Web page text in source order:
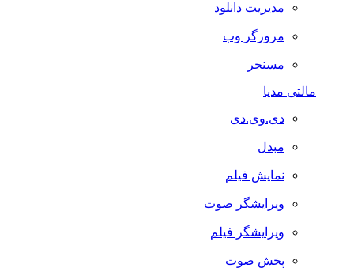
مدیریت دانلود
مرورگر وب
مسنجر
مالتی مدیا
دی.وی.دی
مبدل
نمایش فیلم
ویرایشگر صوت
ویرایشگر فیلم
پخش صوت